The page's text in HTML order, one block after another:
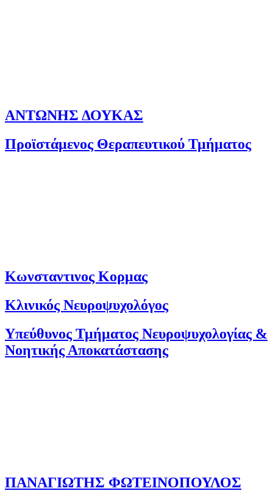
ΑΝΤΩΝΗΣ ΔΟΥΚΑΣ
Προϊστάμενος Θεραπευτικού Τμήματος
Κωνσταντινος Κορμας
Κλινικός Νευροψυχολόγος
Υπεύθυνος Τμήματος Νευροψυχολογίας &
Νοητικής Αποκατάστασης
ΠΑΝΑΓΙΩΤΗΣ ΦΩΤΕΙΝΟΠΟΥΛΟΣ